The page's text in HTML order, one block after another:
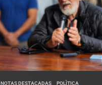
NOTAS DESTACADAS POLÌTICA